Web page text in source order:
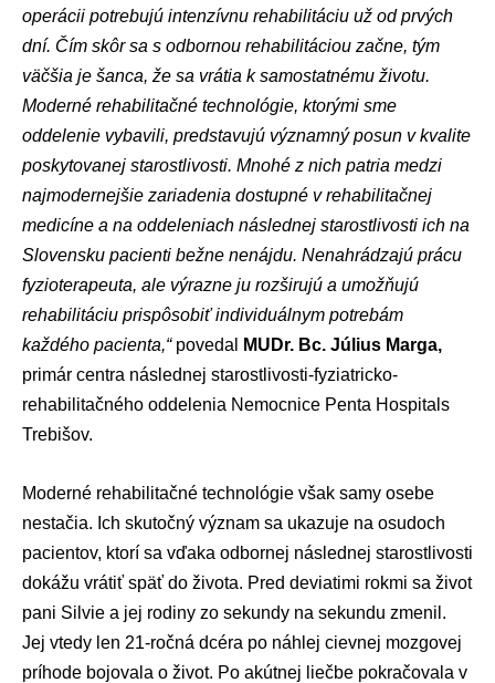
operácii potrebujú intenzívnu rehabilitáciu už od prvých
dní. Čím skôr sa s odbornou rehabilitáciou začne, tým
väčšia je šanca, že sa vrátia k samostatnému životu.
Moderné rehabilitačné technológie, ktorými sme
oddelenie vybavili, predstavujú významný posun v kvalite
poskytovanej starostlivosti. Mnohé z nich patria medzi
najmodernejšie zariadenia dostupné v rehabilitačnej
medicíne a na oddeleniach následnej starostlivosti ich na
Slovensku pacienti bežne nenájdu. Nenahrádzajú prácu
fyzioterapeuta, ale výrazne ju rozširujú a umožňujú
rehabilitáciu prispôsobiť individuálnym potrebám
každého pacienta,“ povedal
MUDr. Bc. Július Marga,
primár centra následnej starostlivosti-fyziatricko-
rehabilitačného oddelenia Nemocnice Penta Hospitals
Trebišov.
Moderné rehabilitačné technológie však samy osebe
nestačia. Ich skutočný význam sa ukazuje na osudoch
pacientov, ktorí sa vďaka odbornej následnej starostlivosti
dokážu vrátiť späť do života. Pred deviatimi rokmi sa život
pani Silvie a jej rodiny zo sekundy na sekundu zmenil.
Jej vtedy len 21-ročná dcéra po náhlej cievnej mozgovej
príhode bojovala o život. Po akútnej liečbe pokračovala v